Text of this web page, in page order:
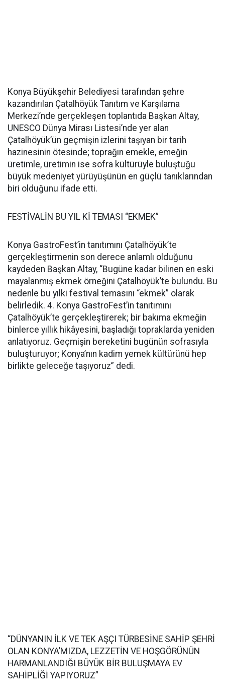
Konya Büyükşehir Belediyesi tarafından şehre
kazandırılan Çatalhöyük Tanıtım ve Karşılama
Merkezi’nde gerçekleşen toplantıda Başkan Altay,
UNESCO Dünya Mirası Listesi’nde yer alan
Çatalhöyük’ün geçmişin izlerini taşıyan bir tarih
hazinesinin ötesinde; toprağın emekle, emeğin
üretimle, üretimin ise sofra kültürüyle buluştuğu
büyük medeniyet yürüyüşünün en güçlü tanıklarından
biri olduğunu ifade etti.
FESTİVALİN BU YIL Kİ TEMASI “EKMEK”
Konya GastroFest’in tanıtımını Çatalhöyük’te
gerçekleştirmenin son derece anlamlı olduğunu
kaydeden Başkan Altay, “Bugüne kadar bilinen en eski
mayalanmış ekmek örneğini Çatalhöyük’te bulundu. Bu
nedenle bu yılki festival temasını “ekmek” olarak
belirledik. 4. Konya GastroFest’in tanıtımını
Çatalhöyük’te gerçekleştirerek; bir bakıma ekmeğin
binlerce yıllık hikâyesini, başladığı topraklarda yeniden
anlatıyoruz. Geçmişin bereketini bugünün sofrasıyla
buluşturuyor; Konya’nın kadim yemek kültürünü hep
birlikte geleceğe taşıyoruz” dedi.
“DÜNYANIN İLK VE TEK AŞÇI TÜRBESİNE SAHİP ŞEHRİ
OLAN KONYA’MIZDA, LEZZETİN VE HOŞGÖRÜNÜN
HARMANLANDIĞI BÜYÜK BİR BULUŞMAYA EV
SAHİPLİĞİ YAPIYORUZ”